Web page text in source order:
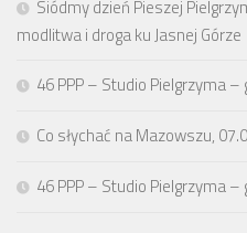
Siódmy dzień Pieszej
modlitwa i droga ku Jasnej Górze
46 PPP – Studio Pielgrzyma –
Co słychać na Mazowszu,
46 PPP – Studio Pielgrzyma –